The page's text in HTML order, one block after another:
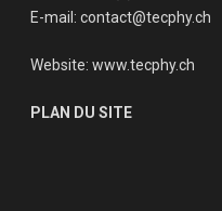
E-mail:contact@tecphy.ch
Website:www.tecphy.ch
PLAN DU SITE